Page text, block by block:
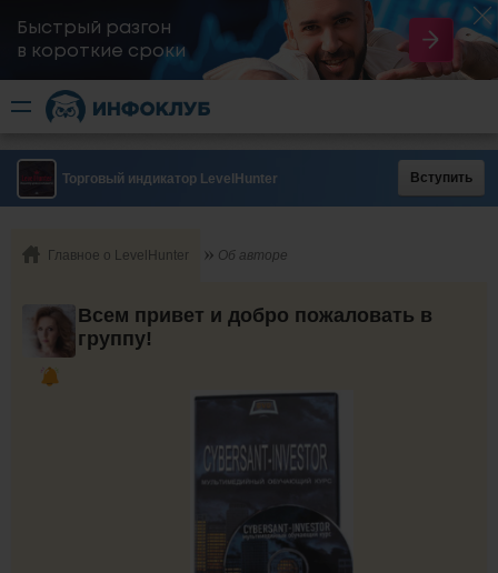
Быстрый разгон
​в короткие сроки
Торговый индикатор LevelHunter Вступить
Главное о LevelHunter Об авторе
Всем привет и добро пожаловать в
группу!